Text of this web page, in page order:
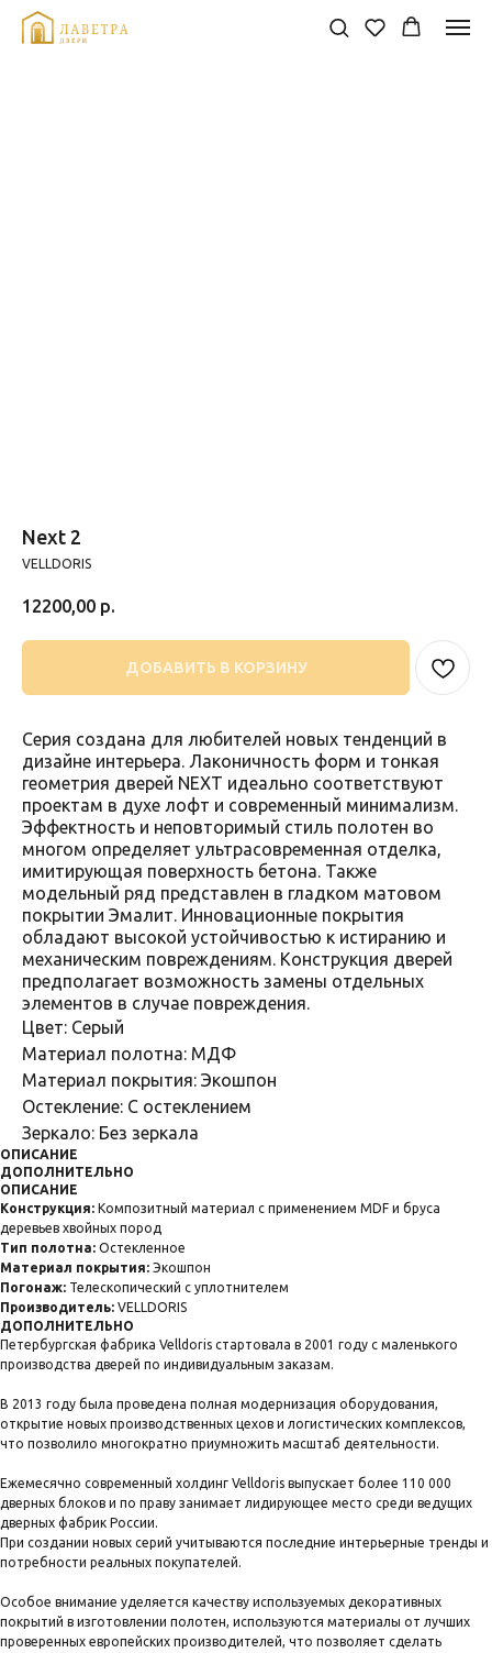
Next 2
VELLDORIS
12200,00 р.
ДОБАВИТЬ В КОРЗИНУ
Серия создана для любителей новых тенденций в
дизайне интерьера. Лаконичность форм и тонкая
геометрия дверей NEXT идеально соответствуют
проектам в духе лофт и современный минимализм.
Эффектность и неповторимый стиль полотен во
многом определяет ультрасовременная отделка,
имитирующая поверхность бетона. Также
модельный ряд представлен в гладком матовом
покрытии Эмалит. Инновационные покрытия
обладают высокой устойчивостью к истиранию и
механическим повреждениям. Конструкция дверей
предполагает возможность замены отдельных
элементов в случае повреждения.
Цвет: Серый
Материал полотна: МДФ
Материал покрытия: Экошпон
Остекление: С остеклением
Зеркало: Без зеркала
ОПИСАНИЕ
ДОПОЛНИТЕЛЬНО
ОПИСАНИЕ
Конструкция: Композитный материал с применением MDF и бруса
деревьев хвойных пород
Тип полотна: Остекленное
Материал покрытия: Экошпон
Погонаж: Телескопический с уплотнителем
Производитель: VELLDORIS
ДОПОЛНИТЕЛЬНО
Петербургская фабрика Velldoris стартовала в 2001 году с маленького
производства дверей по индивидуальным заказам.
В 2013 году была проведена полная модернизация оборудования,
открытие новых производственных цехов и логистических комплексов,
что позволило многократно приумножить масштаб деятельности.
Ежемесячно современный холдинг Velldoris выпускает более 110 000
дверных блоков и по праву занимает лидирующее место среди ведущих
дверных фабрик России.
При создании новых серий учитываются последние интерьерные тренды и
потребности реальных покупателей.
Особое внимание уделяется качеству используемых декоративных
покрытий в изготовлении полотен, используются материалы от лучших
проверенных европейских производителей, что позволяет сделать